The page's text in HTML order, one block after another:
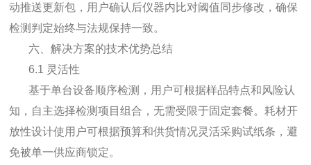
动推送更新包，用户确认后仪器内比对阈值同步修改，确保
检测判定始终与法规保持一致。
六、解决方案的技术优势总结
6.1 灵活性
基于单台设备顺序检测，用户可根据样品特点和风险认
知，自主选择检测项目组合，无需受限于固定套餐。耗材开
放性设计使用户可根据预算和供货情况灵活采购试纸条，避
免被单一供应商锁定。